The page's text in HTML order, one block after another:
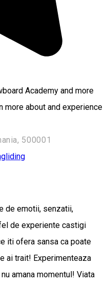
Academy and more
more about and experience
500001
de emotii, senzatii,
de experiente castigi
iti ofera sansa ca poate
ai trait! Experimenteaza
amana momentul! Viata